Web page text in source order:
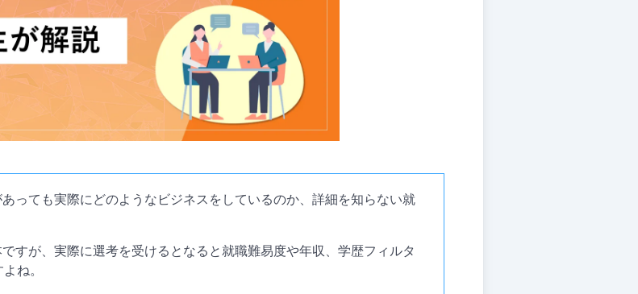
っても実際にどのようなビジネスをしているのか、詳細を知らない就
すが、実際に選考を受けるとなると就職難易度や年収、学歴フィルタ
ね。